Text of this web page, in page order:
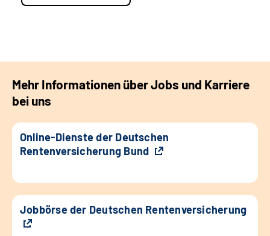
Mehr Informationen über Jobs und Karriere
bei uns
Online-Dienste der Deutschen
Rentenversicherung Bund
Jobbörse der Deutschen Rentenversicherung